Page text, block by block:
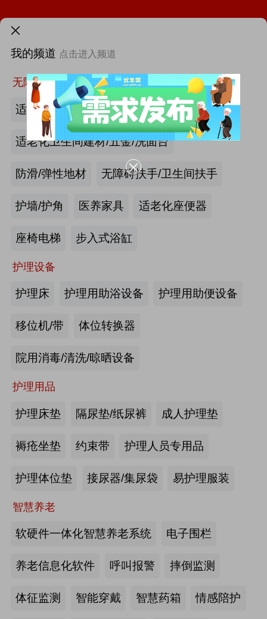
我的频道 点击进入频道
无障碍空间
适老化墙面/天花板
适老化卫生间建材/五金/洗面台
防滑/弹性地材 无障碍扶手/卫生间扶手
护墙/护角 医养家具 适老化座便器
座椅电梯 步入式浴缸
护理设备
护理床 护理用助浴设备 护理用助便设备
移位机/带 体位转换器
院用消毒/清洗/晾晒设备
护理用品
护理床垫 隔尿垫/纸尿裤 成人护理垫
褥疮坐垫 约束带 护理人员专用品
护理体位垫 接尿器/集尿袋 易护理服装
智慧养老
软硬件一体化智慧养老系统 电子围栏
养老信息化软件 呼叫报警 摔倒监测
体征监测 智能穿戴 智慧药箱 情感陪护
首页 找新闻 找厂商
最新资讯
火热招展 | 2026中国国际福祉博览会：抢占全球商机高地！
第46届西部国际医疗器械展览会
第四届西安国际养老产业博览会
海尔电动轮椅-海尔智慧康养
产业头条
机构“一件事”上线
业陆家嘴峰会议程首发，早鸟通道同
步开放
来源:养老福祉圈 2026-07-23
施数量已达39.6万个